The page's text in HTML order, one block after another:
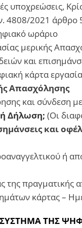
υποχρεώσεις,
4808/2021 άρθρο
ωράριο
μερικής
και
κάρτα
Απασχόλησης
και σύνδεση
Δήλωση; (Οι
και
ή
της
κάρτας –
ΤΗΣ